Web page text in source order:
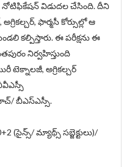
విడుదల చేసింది. దీని
ఫార్మసీ కోర్సుల్లో ఆ
కల్పిస్తారు. ఈ పరీక్షను ఈ
నిర్వహిస్తుంది
టెక్నాలజీ, అగ్రికల్చర్
బీఎస్ఎస్సీ.
(సైన్స్/ మ్యాథ్స్ సబ్జెక్టులు)/